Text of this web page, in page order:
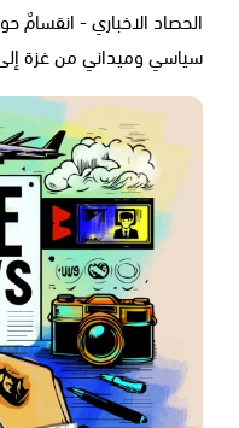
الحصاد الاخباري -
سياسي وميداني من غزة إلى جنين -